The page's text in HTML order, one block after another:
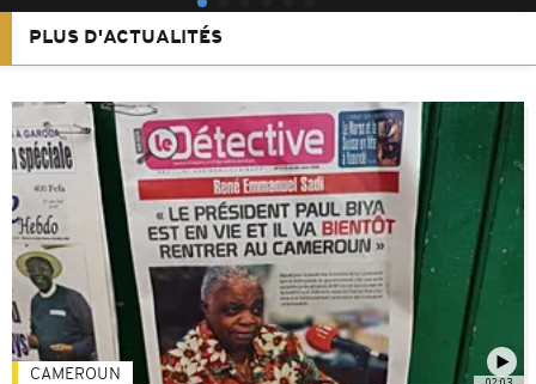
PLUS D'ACTUALITÉS
CAMEROUN